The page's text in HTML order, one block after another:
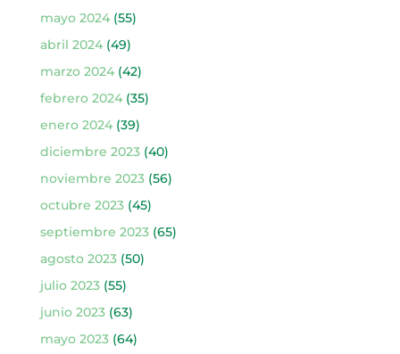
mayo 2024(55)
abril 2024(49)
marzo 2024(42)
febrero 2024(35)
enero 2024(39)
diciembre 2023(40)
noviembre 2023(56)
octubre 2023(45)
septiembre 2023(65)
agosto 2023(50)
julio 2023(55)
junio 2023(63)
mayo 2023(64)